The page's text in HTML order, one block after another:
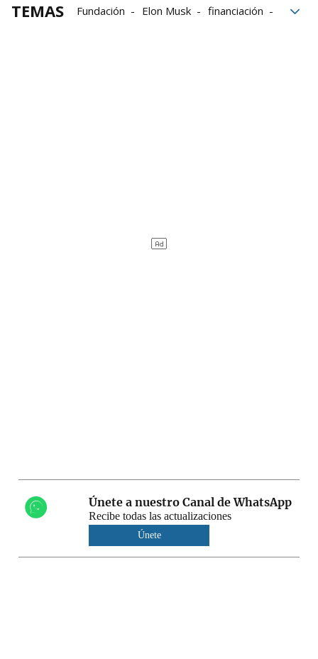
TEMAS Fundación Elon Musk
financiación
Únete a nuestro Canal de WhatsApp
Recibe todas las actualizaciones
Únete